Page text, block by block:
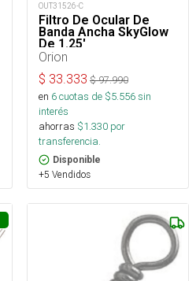
OUT31526-C
Filtro De Ocular De
Banda Ancha SkyGlow
De 1.25'
Orion
$ 33.333 $97.990
en 6cuotas de $5.556sin
interés
ahorras $1.330 por
transferencia.
Disponible
+5 Vendidos